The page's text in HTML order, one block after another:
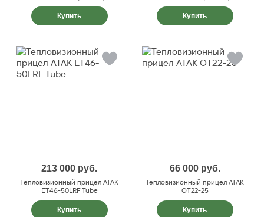
Купить Купить
213 000 руб.
Тепловизионный прицел ATAK
ET46-50LRF Tube
Купить
66 000 руб.
Тепловизионный прицел ATAK
OT22-25
Купить